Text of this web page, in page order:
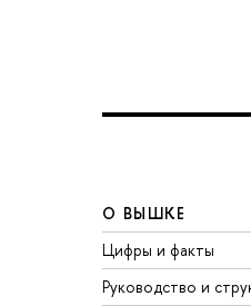
О ВЫШКЕ
Цифры и факты
Руководство и